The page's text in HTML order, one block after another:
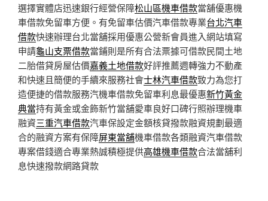
選擇實體店迅速銀行經營保障松山區機車借款當舖優惠機
車借款免留車方便。有免留車估價汽車借款專業台北汽車
借款快速辦理台北當舖採用優惠公營新會員進入網站填寫
申請龜山支票借款當鋪則是所有合法票據可借款民間土地
二胎借貸房屋估價嘉義土地借款好評推薦週轉強力不動產
和快速且簡便的手續來服務社會士林汽車借款致力為您打
造便捷的借款服務汽機車借款免留車利息最優惠新竹黃金
典當持有黃金或金飾新竹當舖愛車良好口碑行照辦理機車
融資三重汽車借款汽車保設定金額核貸撥款融資規劃最適
合的融資方案有保障屏東當舖機車借款各類融資汽車借款
專案借錢適合專業熱誠積極提供高雄機車借款合法當舖利
息快速撥款網路貸款